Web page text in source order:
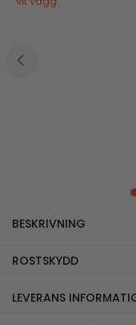
BESKRIVNING
ROSTSKYDD
LEVERANS